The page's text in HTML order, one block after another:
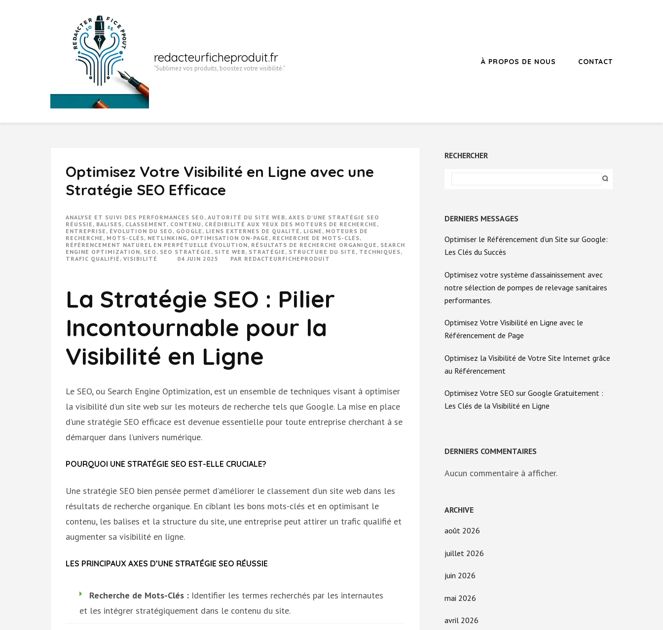
redacteurficheproduit.fr
"Sublimez vos produits, boostez votre visibilité."
À PROPOS DE NOUS CONTACT
Optimisez Votre Visibilité en Ligne avec une
Stratégie SEO Efficace
ANALYSE ET SUIVI DES PERFORMANCES SEO , AUTORITÉ DU SITE WEB, AXES D'UNE STRATÉGIE SEO
RÉUSSIE , BALISES, CLASSEMENT, CONTENU , CRÉDIBILITÉ AUX YEUX DES MOTEURS DE RECHERCHE ,
ENTREPRISE , ÉVOLUTION DU SEO , GOOGLE , LIENS EXTERNES DE QUALITÉ , LIGNE , MOTEURS DE
RECHERCHE , MOTS-CLÉS, NETLINKING, OPTIMISATION ON-PAGE , RECHERCHE DE MOTS-CLÉS,
RÉFÉRENCEMENT NATUREL EN PERPÉTUELLE ÉVOLUTION, RÉSULTATS DE RECHERCHE ORGANIQUE , SEARCH
ENGINE OPTIMIZATION, SEO , SEO STRATÉGIE , SITE WEB, STRATÉGIE , STRUCTURE DU SITE , TECHNIQUES,
TRAFIC QUALIFIÉ , VISIBILITÉ 04 JUIN 2025 PAR REDACTEURFICHEPRODUIT
La Stratégie SEO : Pilier
Incontournable pour la
Visibilité en Ligne
Le SEO, ou Search Engine Optimization, est un ensemble de techniques visant à optimiser
la visibilité d’un site web sur les moteurs de recherche tels que Google. La mise en place
d’une stratégie SEO efficace est devenue essentielle pour toute entreprise cherchant à se
démarquer dans l’univers numérique.
POURQUOI UNE STRATÉGIE SEO EST-ELLE CRUCIALE?
Une stratégie SEO bien pensée permet d’améliorer le classement d’un site web dans les
résultats de recherche organique. En ciblant les bons mots-clés et en optimisant le
contenu, les balises et la structure du site, une entreprise peut attirer un trafic qualifié et
augmenter sa visibilité en ligne.
LES PRINCIPAUX AXES D’UNE STRATÉGIE SEO RÉUSSIE
Recherche de Mots-Clés : Identifier les termes recherchés par les internautes
et les intégrer stratégiquement dans le contenu du site.
RECHERCHER
DERNIERS MESSAGES
Optimiser le Référencement d’un Site sur Google:
Les Clés du Succès
Optimisez votre système d’assainissement avec
notre sélection de pompes de relevage sanitaires
performantes.
Optimisez Votre Visibilité en Ligne avec le
Référencement de Page
Optimisez la Visibilité de Votre Site Internet grâce
au Référencement
Optimisez Votre SEO sur Google Gratuitement :
Les Clés de la Visibilité en Ligne
DERNIERS COMMENTAIRES
Aucun commentaire à afficher.
ARCHIVE
août 2026
juillet 2026
juin 2026
mai 2026
avril 2026